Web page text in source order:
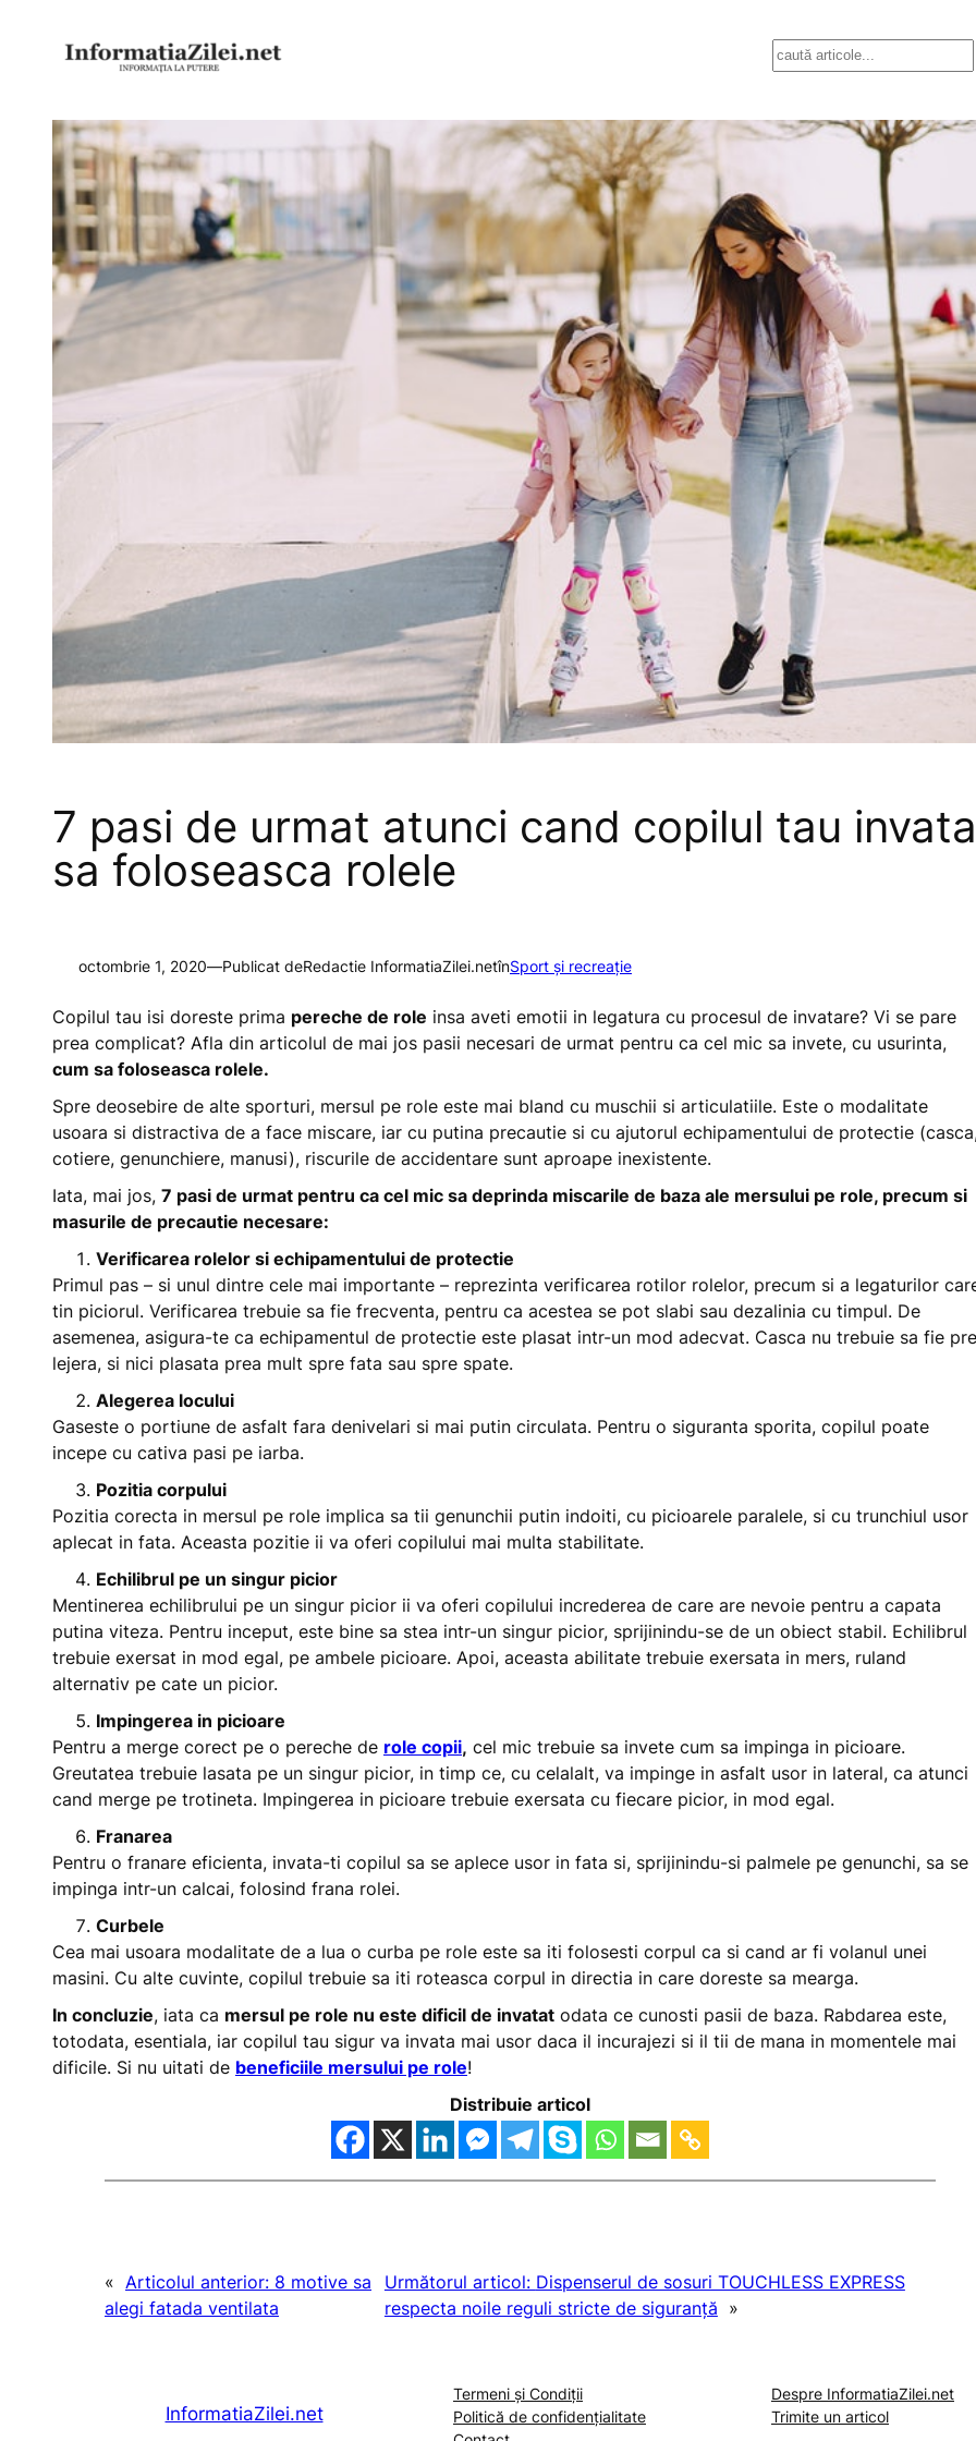
Search
7 pasi de urmat atunci cand copilul tau invata
sa foloseasca rolele
octombrie 1, 2020—Publicat deRedactie InformatiaZilei.netînSport și recreație
Copilul tau isi doreste prima pereche de role insa aveti emotii in legatura cu procesul de invatare? Vi se pare
prea complicat? Afla din articolul de mai jos pasii necesari de urmat pentru ca cel mic sa invete, cu usurinta,
cum sa foloseasca rolele.
Spre deosebire de alte sporturi, mersul pe role este mai bland cu muschii si articulatiile. Este o modalitate
usoara si distractiva de a face miscare, iar cu putina precautie si cu ajutorul echipamentului de protectie
cotiere, genunchiere, manusi), riscurile de accidentare sunt aproape inexistente.
Iata, mai jos, 7 pasi de urmat pentru ca cel mic sa deprinda miscarile de baza ale mersului pe role, precum si
masurile de precautie necesare:
Verificarea rolelor si echipamentului de protectie
Primul pas – si unul dintre cele mai importante – reprezinta verificarea rotilor rolelor, precum si a legaturilor
tin piciorul. Verificarea trebuie sa fie frecventa, pentru ca acestea se pot slabi sau dezalinia cu timpul. De
asemenea, asigura-te ca echipamentul de protectie este plasat intr-un mod adecvat. Casca nu trebuie sa fie
lejera, si nici plasata prea mult spre fata sau spre spate.
Alegerea locului
Gaseste o portiune de asfalt fara denivelari si mai putin circulata. Pentru o siguranta sporita, copilul poate
incepe cu cativa pasi pe iarba.
Pozitia corpului
Pozitia corecta in mersul pe role implica sa tii genunchii putin indoiti, cu picioarele paralele, si cu trunchiul usor
aplecat in fata. Aceasta pozitie ii va oferi copilului mai multa stabilitate.
Echilibrul pe un singur picior
Mentinerea echilibrului pe un singur picior ii va oferi copilului increderea de care are nevoie pentru a capata
putina viteza. Pentru inceput, este bine sa stea intr-un singur picior, sprijinindu-se de un obiect stabil. Echilibrul
trebuie exersat in mod egal, pe ambele picioare. Apoi, aceasta abilitate trebuie exersata in mers, ruland
alternativ pe cate un picior.
Impingerea in picioare
Pentru a merge corect pe o pereche de role copii, cel mic trebuie sa invete cum sa impinga in picioare.
Greutatea trebuie lasata pe un singur picior, in timp ce, cu celalalt, va impinge in asfalt usor in lateral, ca atunci
cand merge pe trotineta. Impingerea in picioare trebuie exersata cu fiecare picior, in mod egal.
Franarea
Pentru o franare eficienta, invata-ti copilul sa se aplece usor in fata si, sprijinindu-si palmele pe genunchi, sa se
impinga intr-un calcai, folosind frana rolei.
Curbele
Cea mai usoara modalitate de a lua o curba pe role este sa iti folosesti corpul ca si cand ar fi volanul unei
masini. Cu alte cuvinte, copilul trebuie sa iti roteasca corpul in directia in care doreste sa mearga.
In concluzie, iata ca mersul pe role nu este dificil de invatat odata ce cunosti pasii de baza. Rabdarea este,
totodata, esentiala, iar copilul tau sigur va invata mai usor daca il incurajezi si il tii de mana in momentele mai
dificile. Si nu uitati de beneficiile mersului pe role!
Distribuie articol
« Articolul anterior: 8 motive sa
alegi fatada ventilata
Următorul articol: Dispenserul de sosuri TOUCHLESS EXPRESS
respecta noile reguli stricte de siguranță »
InformatiaZilei.net
Termeni și Condiții
Politică de confidențialitate
Despre InformatiaZilei.net
Trimite un articol